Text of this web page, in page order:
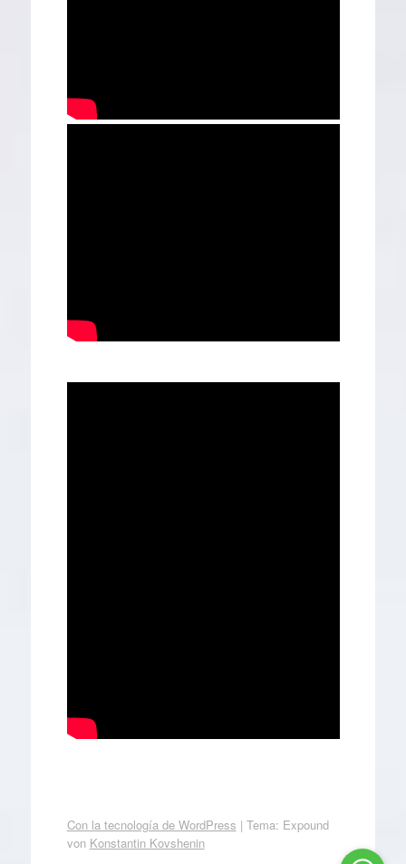
Con la tecnología de WordPress | Tema: Expound
von Konstantin Kovshenin